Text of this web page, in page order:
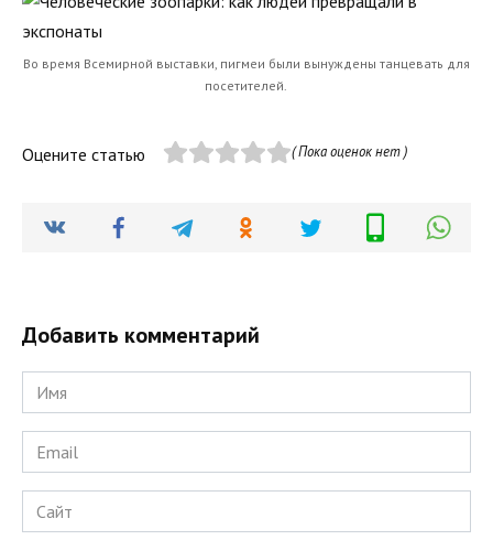
Во время Всемирной выставки, пигмеи были вынуждены танцевать для
посетителей.
Оцените статью ( Пока оценок нет )
Добавить комментарий
Имя
*
Email
*
Сайт